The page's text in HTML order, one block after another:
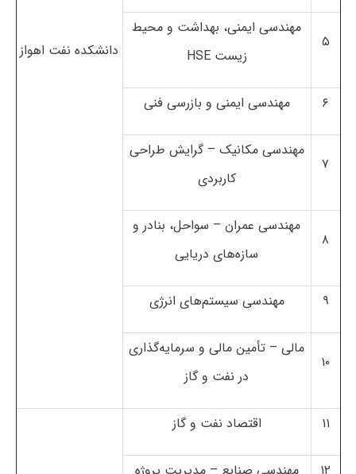
دانشکده نفت اهواز ۵
مهندسی ایمنی، بهداشت و محیط
زیست HSE
۶ مهندسی ایمنی و بازرسی فنی
۷
مهندسی مکانیک – گرایش طراحی
کاربردی
۸
مهندسی عمران – سواحل، بنادر و
سازه‌های دریایی
۹ مهندسی سیستم‌های انرژی
۱۰
مالی – تأمین مالی و سرمایه‌گذاری
در نفت و گاز
۱۱ اقتصاد نفت و گاز